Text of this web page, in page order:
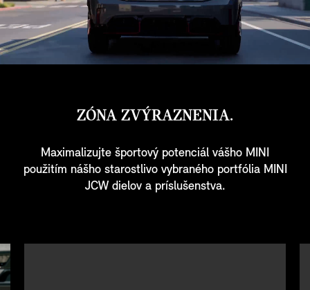
ZÓNA ZVÝRAZNENIA.
Maximalizujte športový potenciál vášho MINI
použitím nášho starostlivo vybraného portfólia MINI
JCW dielov a príslušenstva.